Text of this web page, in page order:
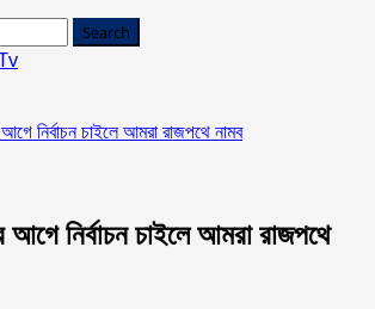
আগে নির্বাচন চাইলে আমরা রাজপথে নামব
আগে নির্বাচন চাইলে আমরা রাজপথে